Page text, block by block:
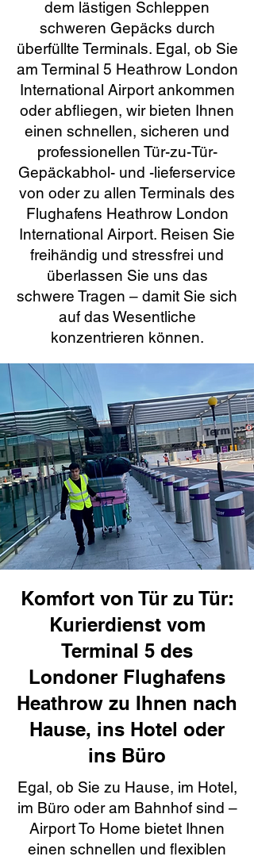
dem lästigen Schleppen
schweren Gepäcks durch
überfüllte Terminals. Egal, ob Sie
am Terminal 5 Heathrow London
International Airport ankommen
oder abfliegen, wir bieten Ihnen
einen schnellen, sicheren und
professionellen Tür-zu-Tür-
Gepäckabhol- und -lieferservice
von oder zu allen Terminals des
Flughafens Heathrow London
International Airport. Reisen Sie
freihändig und stressfrei und
überlassen Sie uns das
schwere Tragen – damit Sie sich
auf das Wesentliche
konzentrieren können.
Komfort von Tür zu Tür:
Kurierdienst vom
Terminal 5 des
Londoner Flughafens
Heathrow zu Ihnen nach
Hause, ins Hotel oder
ins Büro
Egal, ob Sie zu Hause, im Hotel,
im Büro oder am Bahnhof sind –
Airport To Home bietet Ihnen
einen schnellen und flexiblen